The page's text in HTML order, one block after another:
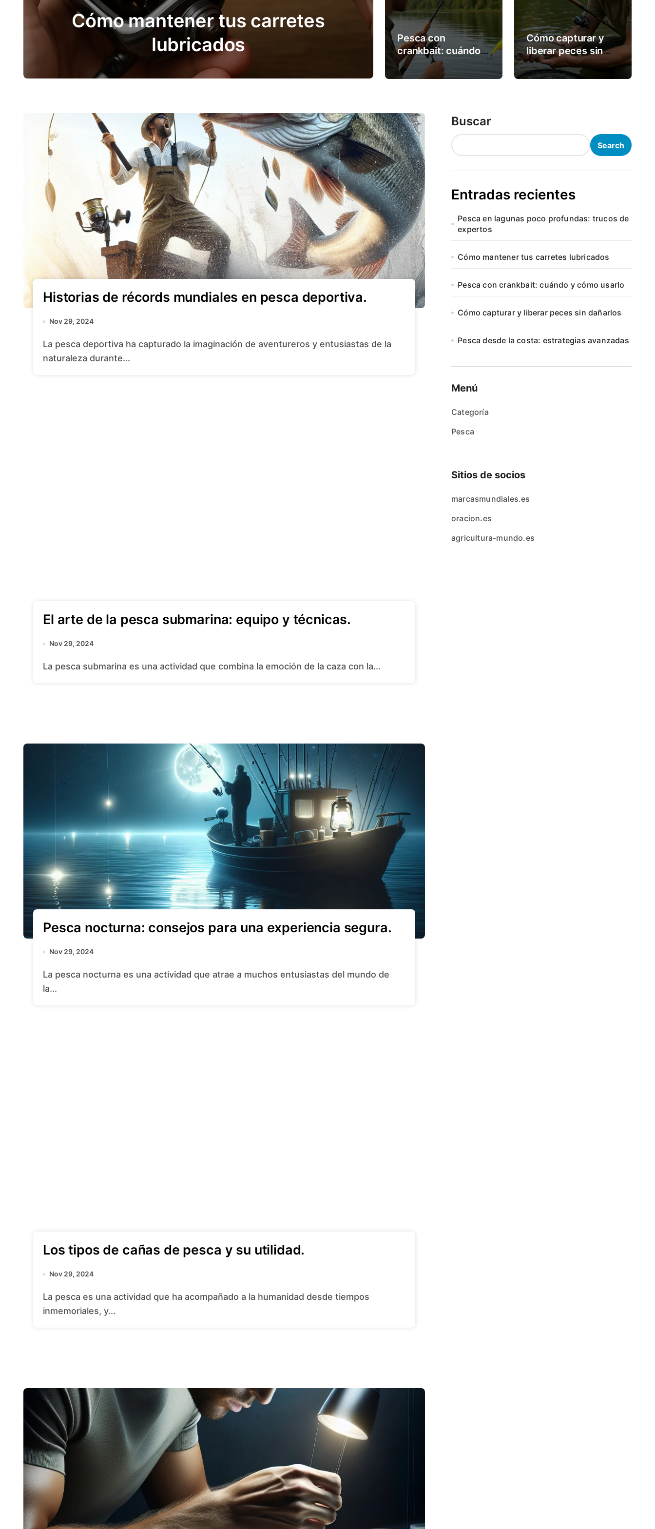
Cómo mantener tus carretes
lubricados
Pesca con crankbait: cuándo
usarlo
Pesca con
crankbait: cuándo y
cómo usarlo
Cómo capturar y
liberar peces sin
dañarlos
Historias de récords mundiales en pesca deportiva.
Nov 29, 2024
La pesca deportiva ha capturado la imaginación de aventureros y entusiastas de la
naturaleza durante...
El arte de la pesca submarina: equipo y técnicas.
Nov 29, 2024
La pesca submarina es una actividad que combina la emoción de la caza con la...
Pesca nocturna: consejos para una experiencia segura.
Nov 29, 2024
La pesca nocturna es una actividad que atrae a muchos entusiastas del mundo de
la...
Los tipos de cañas de pesca y su utilidad.
Nov 29, 2024
La pesca es una actividad que ha acompañado a la humanidad desde tiempos
inmemoriales, y...
Buscar
Search
Entradas recientes
Pesca en lagunas poco profundas: trucos de
expertos
Cómo mantener tus carretes lubricados
Pesca con crankbait: cuándo y cómo usarlo
Cómo capturar y liberar peces sin dañarlos
Pesca desde la costa: estrategias avanzadas
Menú
Categoría
Pesca
Sitios de socios
marcasmundiales.es
oracion.es
agricultura-mundo.es